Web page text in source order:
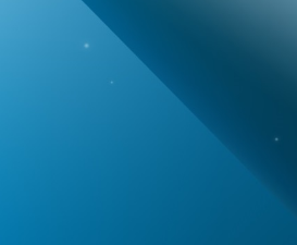
03:17 : USA-News aktuell: Pentagon
03:04 : Randalierender Bürgermeister